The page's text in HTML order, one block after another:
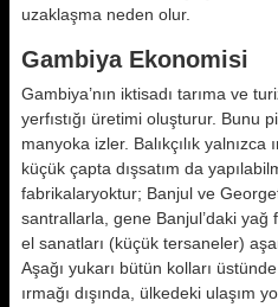
uzaklaşma neden olur.
Gambiya Ekonomisi
Gambiya’nın iktisadı tarıma ve
yerfıstığı üretimi oluşturur. Bunu
manyoka izler. Balıkçılık yalnızca
küçük çapta dışsatım da
fabrikalaryoktur; Banjul ve
santrallarla, gene Banjul’daki yağ
el sanatları (küçük tersaneler)
Aşağı yukarı bütün kolları
ırmağı dışında, ülkedeki ulaşım